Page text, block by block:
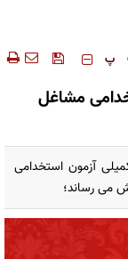
پ
مشاغل
آزمون استخدامی